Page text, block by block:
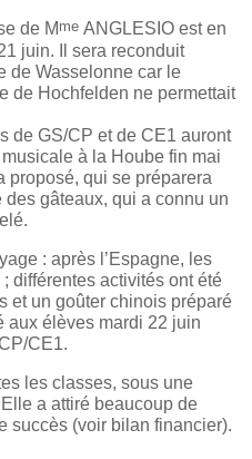
de M me ANGLESIO est en
juin. Il sera reconduit
de Wasselonne car le
de Hochfelden ne permettait
de GS/CP et de CE1 auront
à la Hoube fin mai
proposé, qui se préparera
gâteaux, qui a connu un
: après l’Espagne, les
différentes activités ont été
et un goûter chinois préparé
aux élèves mardi 22 juin
CE1.
les classes, sous une
a attiré beaucoup de
succès (voir bilan financier).